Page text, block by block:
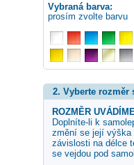
Vybraná barva:
prosím zvolte barvu
2. Vyberte rozměr
ROZMĚR
Doplníte-li k
změní se její výška
závislosti na délce
se vejdou pod